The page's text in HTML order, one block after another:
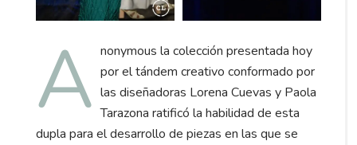
A nonymous la colección presentada hoy
por el tándem creativo conformado por
las diseñadoras Lorena Cuevas y Paola
Tarazona ratificó la habilidad de esta
dupla para el desarrollo de piezas en las que se